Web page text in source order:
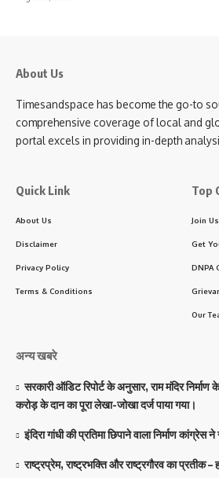
About Us
Timesandspace has become the go-to
comprehensive coverage of local and
portal excels in providing in-depth
Quick Link
About Us
Disclaimer
Privacy Policy
Terms & Conditions
Top
Join Us
Get
DNPA
Our
अन्य खबरे
सरकारी ऑडिट रिपोर्ट के अनुसार, राम मंदिर
करोड़ के दान का पूरा लेखा-जोखा दर्ज पाया गया।
इंदिरा गांधी की प्रतिमा छिपाने वाला निर्माण कांग्रेस
राष्ट्रप्रेम, राष्ट्रभक्ति और राष्ट्रगौरव का प्रतीक –